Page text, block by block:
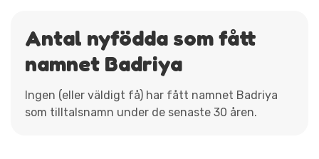
Antal nyfödda som fått
namnet Badriya
Ingen (eller väldigt få) har fått namnet Badriya
som tilltalsnamn under de senaste 30 åren.